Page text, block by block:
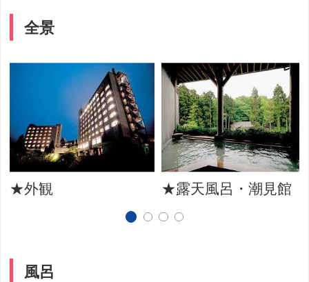
全景
★外観 ★露天風呂・潮見館
風呂